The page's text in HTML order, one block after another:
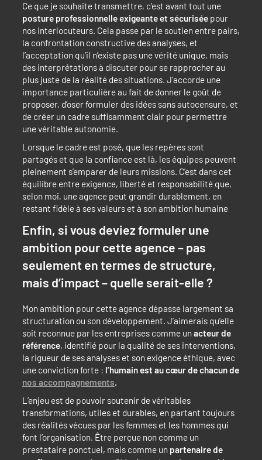
Ce que je souhaite transmettre, c’est avant tout une
posture professionnelle exigeante et sécuriséepour
nos interlocuteurs. Cela passe par le soutien entre pairs,
la confrontation constructive des analyses, et
l’acceptation qu’il n’existe pas une vérité unique, mais
des interprétations à discuter pour se rapprocher au
plus juste de la réalité des situations. J’accorde une
importance particulière au fait de donner le goût de
proposer, d’oser formuler des idées sans autocensure, et
de créer un cadre suffisamment clair pour permettre
une véritable autonomie.
Lorsque le cadre est posé, que les repères sont
partagés et que la confiance est là, les équipes peuvent
pleinement s’emparer de leurs missions. C’est dans cet
équilibre entre exigence, liberté et responsabilité que,
selon moi, une agence peut grandir durablement, en
restant fidèle à ses valeurs et à son ambition humaine
Enfin, si vous deviez formuler une
ambition pour cette agence – pas
seulement en termes de structure,
mais d’impact – quelle serait-elle ?
Mon ambition pour cette agence dépasse largement sa
structuration ou son développement. J’aimerais qu’elle
soit reconnue par les entreprises comme unacteur de
référence, identifié pour la qualité de ses interventions,
la rigueur de ses analyses et son exigence éthique, avec
une conviction forte : l’humain est au cœur de chacun de
nos accompagnements.
L’enjeu est de pouvoir soutenir de véritables
transformations, utiles et durables, en partant toujours
des réalités vécues par les femmes et les hommes qui
font l’organisation. Être perçue non comme un
prestataire ponctuel, mais comme un partenaire de